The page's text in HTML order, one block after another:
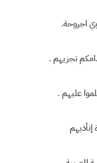
اجروحة.
تجزيهم .
عليهم .